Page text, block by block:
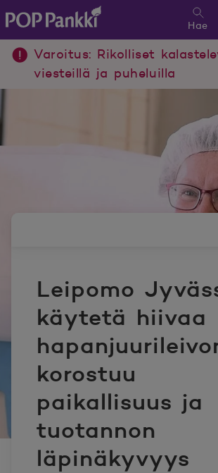
POP Pankki, etusivulle
Hae
Varoitus: Rikolliset
viesteillä ja puheluilla
Leipomo
käytetä hiivaa
korostuu
paikallisuus ja
tuotannon
läpinäkyvyys